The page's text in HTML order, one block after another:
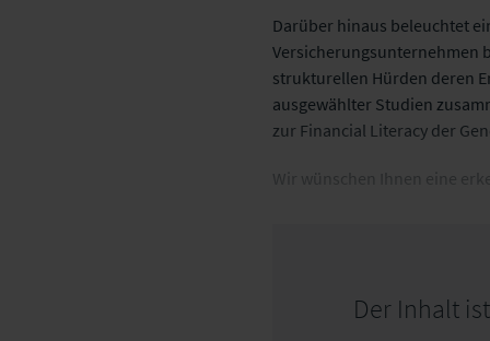
Darüber hinaus beleuchtet
Versicherungsunternehmen
strukturellen Hürden deren
ausgewählter Studien
zur Financial Literacy der
Wir wünschen Ihnen eine
Der Inhalt